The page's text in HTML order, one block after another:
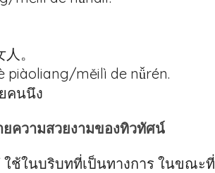
。
piàoliang/měilì de nǚrén.
คนนึง
ยความสวยงามของทิวทัศน์
ใช้ในบริบทที่เป็นทางการ ในขณะที่